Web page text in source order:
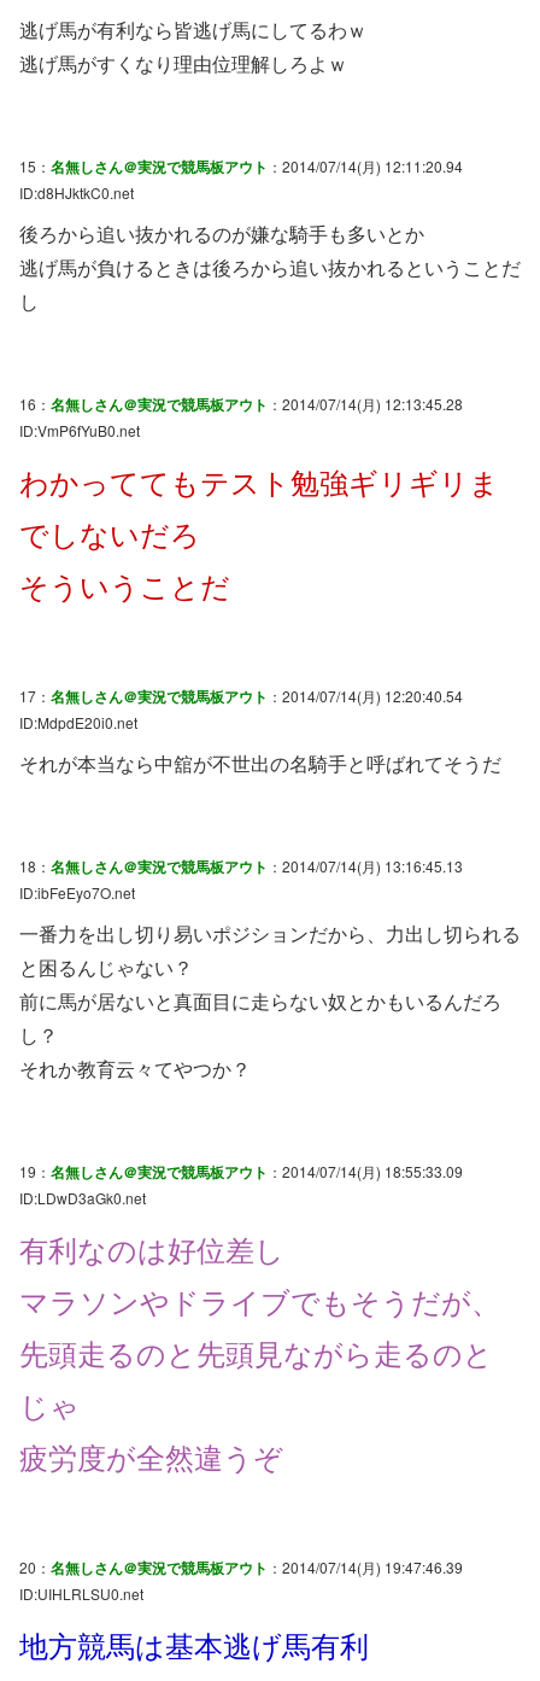
逃げ馬が有利なら皆逃げ馬にしてるわｗ
逃げ馬がすくなり理由位理解しろよｗ
15： 名無しさん＠実況で競馬板アウト ：2014/07/14(月) 12:11:20.94
ID:d8HJktkC0.net
後ろから追い抜かれるのが嫌な騎手も多いとか
逃げ馬が負けるときは後ろから追い抜かれるということだ
し
16： 名無しさん＠実況で競馬板アウト ：2014/07/14(月) 12:13:45.28
ID:VmP6fYuB0.net
わかっててもテスト勉強ギリギリま
でしないだろ
そういうことだ
17： 名無しさん＠実況で競馬板アウト ：2014/07/14(月) 12:20:40.54
ID:MdpdE20i0.net
それが本当なら中舘が不世出の名騎手と呼ばれてそうだ
18： 名無しさん＠実況で競馬板アウト ：2014/07/14(月) 13:16:45.13
ID:ibFeEyo7O.net
一番力を出し切り易いポジションだから、力出し切られる
と困るんじゃない？
前に馬が居ないと真面目に走らない奴とかもいるんだろ
し？
それか教育云々てやつか？
19： 名無しさん＠実況で競馬板アウト ：2014/07/14(月) 18:55:33.09
ID:LDwD3aGk0.net
有利なのは好位差し
マラソンやドライブでもそうだが、
先頭走るのと先頭見ながら走るのと
じゃ
疲労度が全然違うぞ
20： 名無しさん＠実況で競馬板アウト ：2014/07/14(月) 19:47:46.39
ID:UIHLRLSU0.net
地方競馬は基本逃げ馬有利